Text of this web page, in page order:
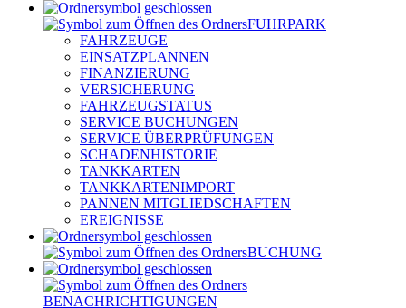
FUHRPARK
FAHRZEUGE
EINSATZPLANNEN
FINANZIERUNG
VERSICHERUNG
FAHRZEUGSTATUS
SERVICE BUCHUNGEN
SERVICE ÜBERPRÜFUNGEN
SCHADENHISTORIE
TANKKARTEN
TANKKARTENIMPORT
PANNEN MITGLIEDSCHAFTEN
EREIGNISSE
BUCHUNG
BENACHRICHTIGUNGEN